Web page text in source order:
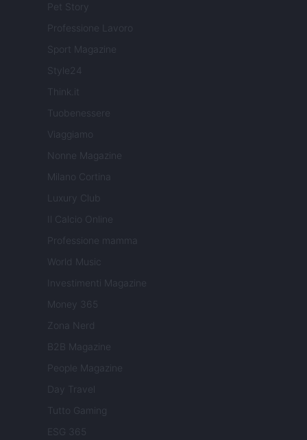
Pet Story
Professione Lavoro
Sport Magazine
Style24
Think.it
Tuobenessere
Viaggiamo
Nonne Magazine
Milano Cortina
Luxury Club
Il Calcio Online
Professione mamma
World Music
Investimenti Magazine
Money 365
Zona Nerd
B2B Magazine
People Magazine
Day Travel
Tutto Gaming
ESG 365